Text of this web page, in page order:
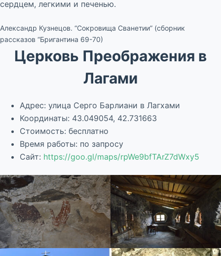
сердцем, легкими и печенью.
Александр Кузнецов. “Сокровища Сванетии” (сборник
рассказов “Бригантина 69-70)
Церковь Преображения в
Лагами
Адрес: улица Серго Барлиани в Лагхами
Координаты: 43.049054, 42.731663
Стоимость: бесплатно
Время работы: по запросу
Сайт: https://goo.gl/maps/rpWe9bfTArZ7dWxy5